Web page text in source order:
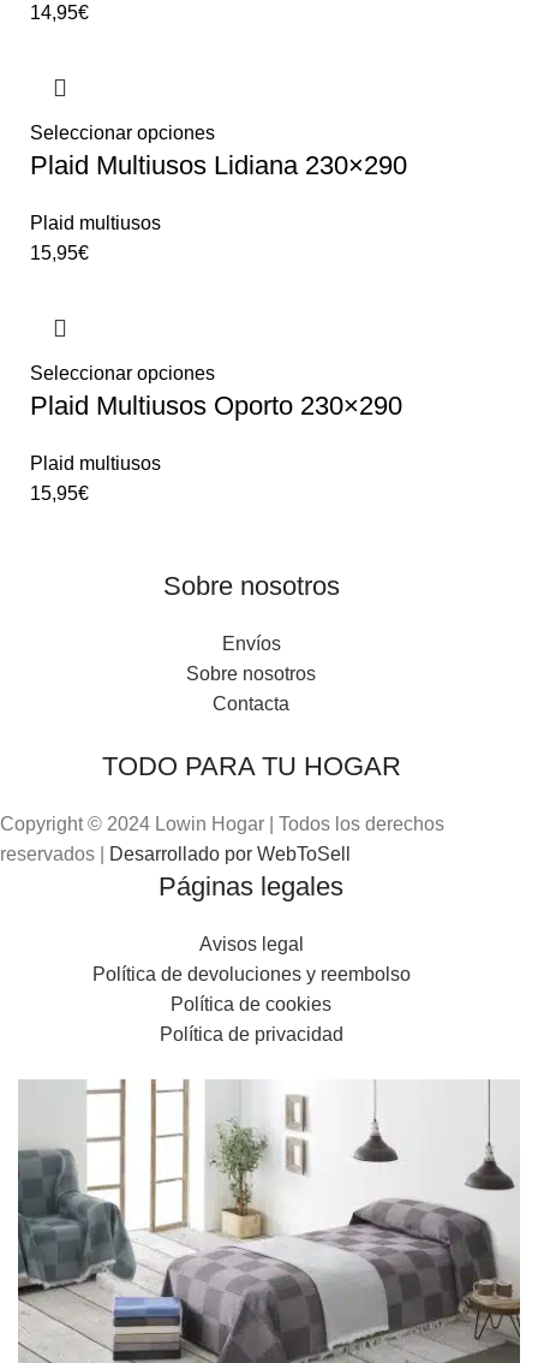
14,95€
Seleccionar opciones
Plaid Multiusos Lidiana 230×290
Plaid multiusos
15,95€
Seleccionar opciones
Plaid Multiusos Oporto 230×290
Plaid multiusos
15,95€
Sobre nosotros
Envíos
Sobre nosotros
Contacta
TODO PARA TU HOGAR
Copyright © 2024 Lowin Hogar | Todos los derechos
reservados |
Desarrollado por WebToSell
Páginas legales
Avisos legal
Política de devoluciones y reembolso
Política de cookies
Política de privacidad